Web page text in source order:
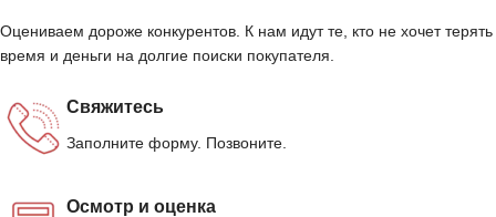
Оцениваем дороже конкурентов. К нам идут те, кто не хочет терять
время и деньги на долгие поиски покупателя.
Свяжитесь
Заполните форму. Позвоните.
Осмотр и оценка